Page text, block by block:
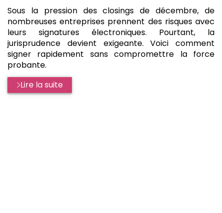
Sous la pression des closings de décembre, de
nombreuses entreprises prennent des risques avec
leurs signatures électroniques. Pourtant, la
jurisprudence devient exigeante. Voici comment
signer rapidement sans compromettre la force
probante.
Lire la suite